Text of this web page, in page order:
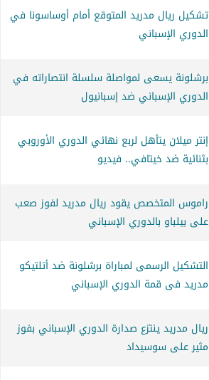
تشكيل ريال مدريد المتوقع أمام أوساسونا في
الدوري الإسباني
برشلونة يسعى لمواصلة سلسلة انتصاراته في
الدوري الإسباني ضد إسبانيول
إنتر ميلان يتأهل لربع نهائي الدوري الأوروبي
بثنائية ضد خيتافي.. فيديو
راموس المتخصص يقود ريال مدريد لفوز صعب
على بيلباو بالدوري الإسباني
التشكيل الرسمى لمباراة برشلونة ضد أتلتيكو
مدريد فى قمة الدوري الإسباني
ريال مدريد ينتزع صدارة الدوري الإسباني بفوز
مثير على سوسيداد